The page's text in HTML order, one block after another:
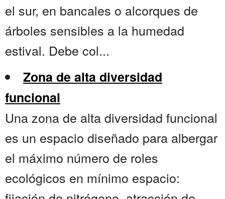
el sur, en bancales o alcorques de
árboles sensibles a la humedad
estival. Debe col...
Zona de alta diversidad
funcional
Una zona de alta diversidad funcional
es un espacio diseñado para albergar
el máximo número de roles
ecológicos en mínimo espacio: